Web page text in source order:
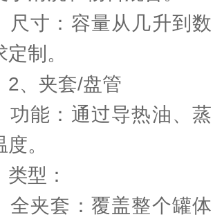
：容量从几升到数
制。
夹套/盘管
：通过导热油、蒸
。
型：
套：覆盖整个罐体